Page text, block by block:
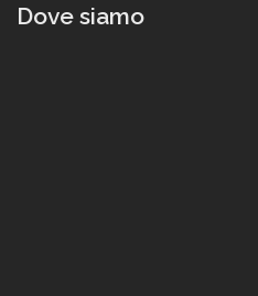
Dove siamo